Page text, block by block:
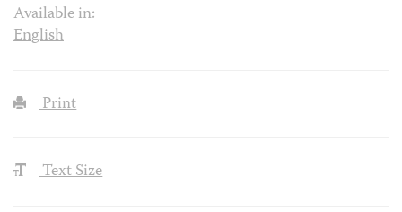
Available in:
English
Print
Text Size